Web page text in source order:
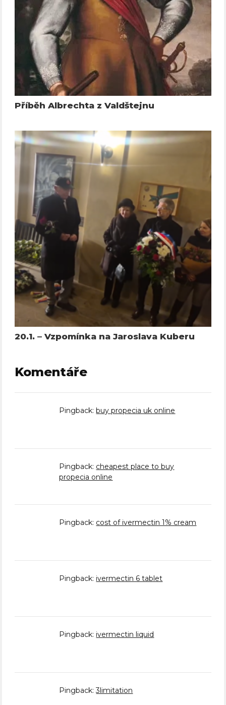
Příběh Albrechta z Valdštejnu
20.1. – Vzpomínka na Jaroslava Kuberu
Komentáře
Pingback:buy propecia uk online
Pingback: cheapest place to buy
propecia online
Pingback: cost of ivermectin 1% cream
Pingback: ivermectin 6 tablet
Pingback: ivermectin liquid
Pingback:3limitation